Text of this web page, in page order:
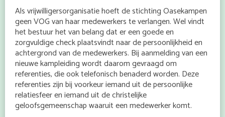
Als vrijwilligersorganisatie hoeft de stichting Oasekampen
geen VOG van haar medewerkers te verlangen. Wel vindt
het bestuur het van belang dat er een goede en
zorgvuldige check plaatsvindt naar de persoonlijkheid en
achtergrond van de medewerkers. Bij aanmelding van een
nieuwe kampleiding wordt daarom gevraagd om
referenties, die ook telefonisch benaderd worden. Deze
referenties zijn bij voorkeur iemand uit de persoonlijke
relatiesfeer en iemand uit de christelijke
geloofsgemeenschap waaruit een medewerker komt.